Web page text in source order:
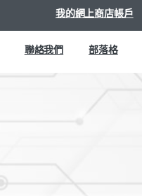
我的網上商店帳戶
聯絡我們 部落格